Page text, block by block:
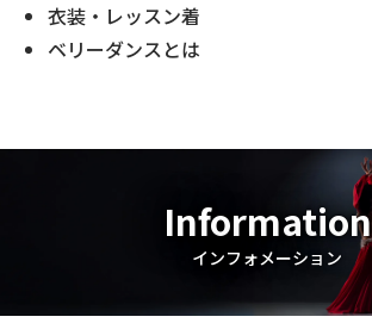
衣装・レッスン着
ベリーダンスとは
Information
インフォメーション